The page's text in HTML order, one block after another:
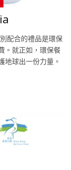
配合的禮品是環保
。就正如，環保餐
地球出一份力量。